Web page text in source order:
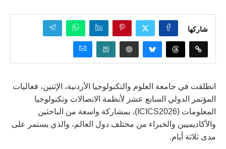
شاركها
انطلقت في جامعة العلوم والتكنولوجيا الأردنية، الإثنين، فعاليات
المؤتمر الدولي السابع عشر لأنظمة الاتصالات وتكنولوجيا
المعلومات (ICICS2026)، بمشاركة واسعة من الباحثين
والأكاديميين والخبراء من مختلف دول العالم، والذي يستمر على
مدى ثلاثة أيام.